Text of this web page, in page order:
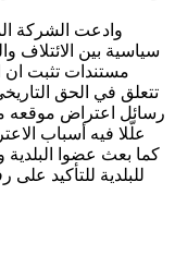
وادعت الشركة
سياسية بين الائتلاف
مستندات تثبت
تتعلق في الحق
رسائل اعتراض موقعه
علّلا فيه أسباب
كما بعث عضوا البلدية
للبلدية للتأكيد على